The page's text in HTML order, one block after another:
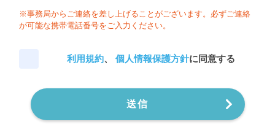
※事務局からご連絡を差し上げることがございます。必ずご連絡
が可能な携帯電話番号をご入力ください。
利用規約、 個人情報保護方針に同意する
送信